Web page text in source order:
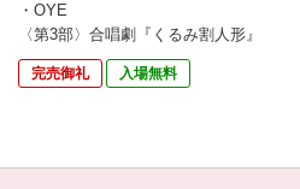
・OYE
〈第3部〉合唱劇『くるみ割人形』
完売御礼 入場無料